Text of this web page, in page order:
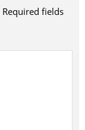
Required fields